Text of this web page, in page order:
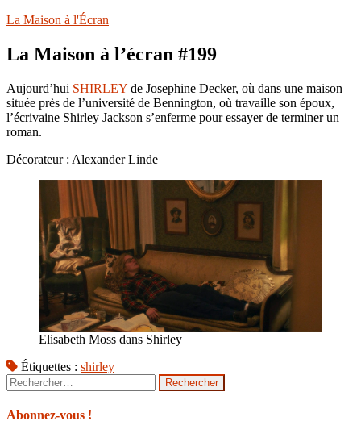
La Maison à l'Écran
La Maison à l’écran #199
Aujourd’hui SHIRLEY de Josephine Decker, où dans une maison
située près de l’université de Bennington, où travaille son époux,
l’écrivaine Shirley Jackson s’enferme pour essayer de terminer un
roman.
Décorateur : Alexander Linde
Elisabeth Moss dans Shirley
Étiquettes : shirley
Rechercher :
Abonnez-vous !